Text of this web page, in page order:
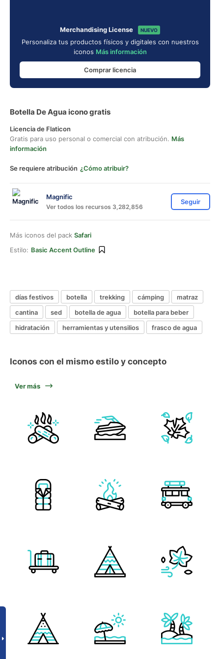
Merchandising License NUEVO
Personaliza tus productos físicos y digitales con nuestros
iconos Más información
Comprar licencia
Botella De Agua icono gratis
Licencia de Flaticon
Gratis para uso personal o comercial con atribución. Más
información
Se requiere atribución ¿Cómo atribuir?
Magnific
Ver todos los recursos 3,282,856
Seguir
Más iconos del pack Safari
Estilo: Basic Accent Outline
días festivos botella trekking cámping
matraz
cantina
sed botella de agua
botella para beber
hidratación
herramientas y utensilios frasco de agua
Iconos con el mismo estilo y concepto
Ver más